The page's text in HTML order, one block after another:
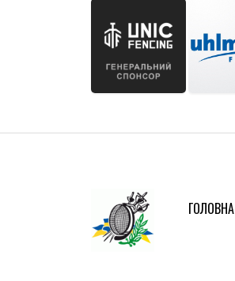
ГОЛОВНА